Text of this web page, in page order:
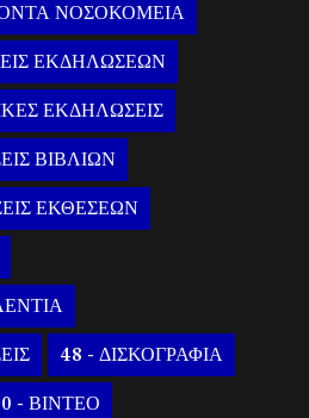
ΝΟΣΟΚΟΜΕΙΑ
ΕΚΔΗΛΩΣΕΩΝ
ΕΚΔΗΛΩΣΕΙΣ
ΒΙΒΛΙΩΝ
ΕΚΘΕΣΕΩΝ
48 - ΔΙΣΚΟΓΡΑΦΙΑ
- ΒΙΝΤΕΟ